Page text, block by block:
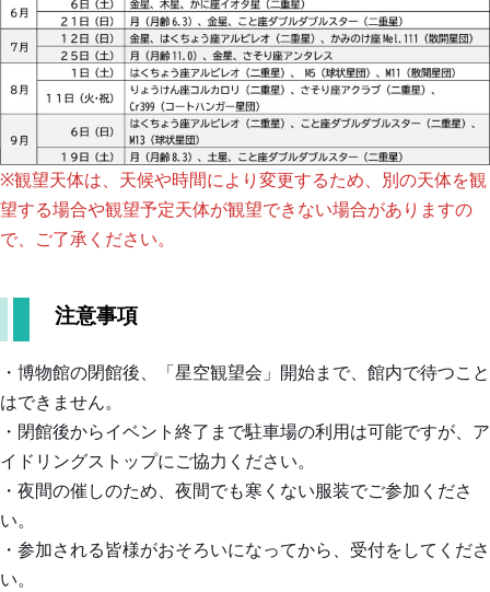
（冊
子）
相
模
原
市
立
館
職
員
ブ
ロ
グ
※観望天体は、天候や時間により変更するため、別の天体を観
望する場合や観望予定天体が観望できない場合がありますの
で、ご了承ください。
注意事項
・博物館の閉館後、「星空観望会」開始まで、館内で待つこと
はできません。
・閉館後からイベント終了まで駐車場の利用は可能ですが、ア
イドリングストップにご協力ください。
・夜間の催しのため、夜間でも寒くない服装でご参加くださ
い。
・参加される皆様がおそろいになってから、受付をしてくださ
い。